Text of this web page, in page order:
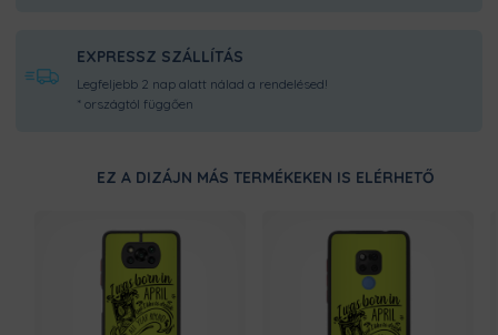
karcoknak a lencsén. A gumírozott
káva leeséskor elnyeli az ütés erejét, így
akadályozva az esetleges törést. Így
ÜTÉSÁLLÓ KIALAKÍTÁS
telefondora, hogy a lehető
legnagyobb fokú védelmet biztosítsa
neki. Nem lötyög, nem csúszkál benne
a mobil, így attól sem kell tartanod, ha
néha lepottyan a földre.
EXPRESSZ SZÁLLÍTÁS
Legfeljebb 2 nap alatt nálad a rendelésed!
* országtól függően
EZ A DIZÁJN MÁS TERMÉKEKEN IS ELÉRHETŐ